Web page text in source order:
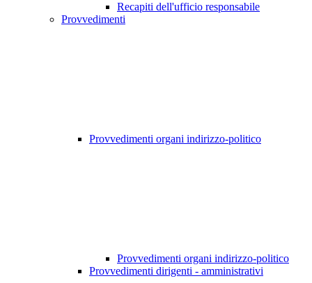
Recapiti dell'ufficio responsabile
Provvedimenti
Provvedimenti organi indirizzo-politico
Provvedimenti organi indirizzo-politico
Provvedimenti dirigenti - amministrativi